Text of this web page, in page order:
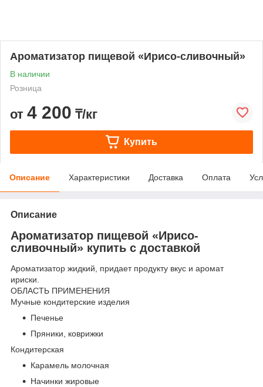
Ароматизатор пищевой «Ирисо-сливочный»
В наличии
Розница
от 4 200 ₸/кг
Купить
Описание Характеристики Доставка Оплата
Описание
Ароматизатор пищевой «Ирисо-
сливочный» купить с доставкой
Ароматизатор жидкий, придает продукту вкус и аромат
ириски.
ОБЛАСТЬ ПРИМЕНЕНИЯ
Мучные кондитерские изделия
Печенье
Пряники, коврижки
Кондитерская
Карамель молочная
Начинки жировые